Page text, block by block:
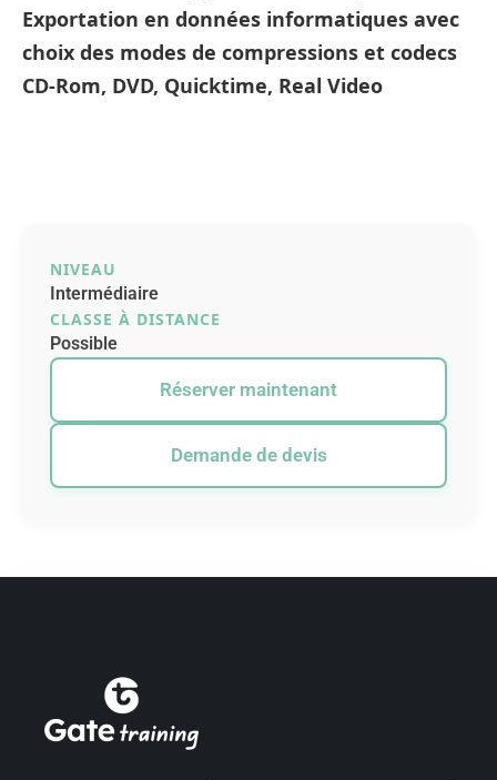
Exportation en données informatiques avec
choix des modes de compressions et codecs
CD-Rom, DVD, Quicktime, Real Video
NIVEAU
Intermédiaire
CLASSE À DISTANCE
Possible
Réserver maintenant
Demande de devis